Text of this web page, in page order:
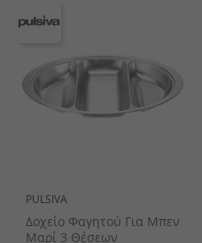
PULSIVA
Δοχείο Φαγητού Για Μπεν
Μαρί 3 Θέσεων